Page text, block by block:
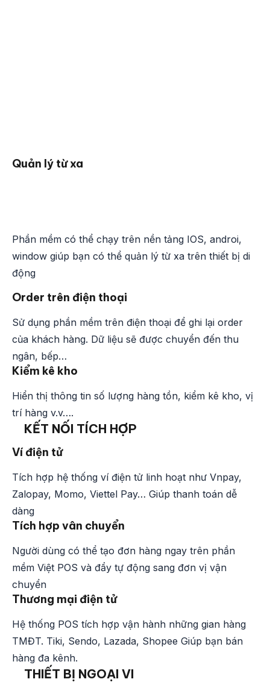
Quản lý từ xa
Phần mềm có thể chạy trên nền tảng IOS, androi,
window giúp bạn có thể quản lý từ xa trên thiết bị di
động
Order trên điện thoại
Sử dụng phần mềm trên điện thoại để ghi lại order
của khách hàng. Dữ liệu sẽ được chuyển đến thu
ngân, bếp…
Kiểm kê kho
Hiển thị thông tin số lượng hàng tồn, kiểm kê kho, vị
trí hàng v.v….
KẾT NỐI TÍCH HỢP
Ví điện tử
Tích hợp hệ thống ví điện tử linh hoạt như Vnpay,
Zalopay, Momo, Viettel Pay… Giúp thanh toán dễ
dàng
Tích hợp vân chuyển
Người dùng có thể tạo đơn hàng ngay trên phần
mềm Việt POS và đẩy tự động sang đơn vị vận
chuyển
Thương mại điện tử
Hệ thống POS tích hợp vận hành những gian hàng
TMĐT. Tiki, Sendo, Lazada, Shopee Giúp bạn bán
hàng đa kênh.
THIẾT BỊ NGOẠI VI